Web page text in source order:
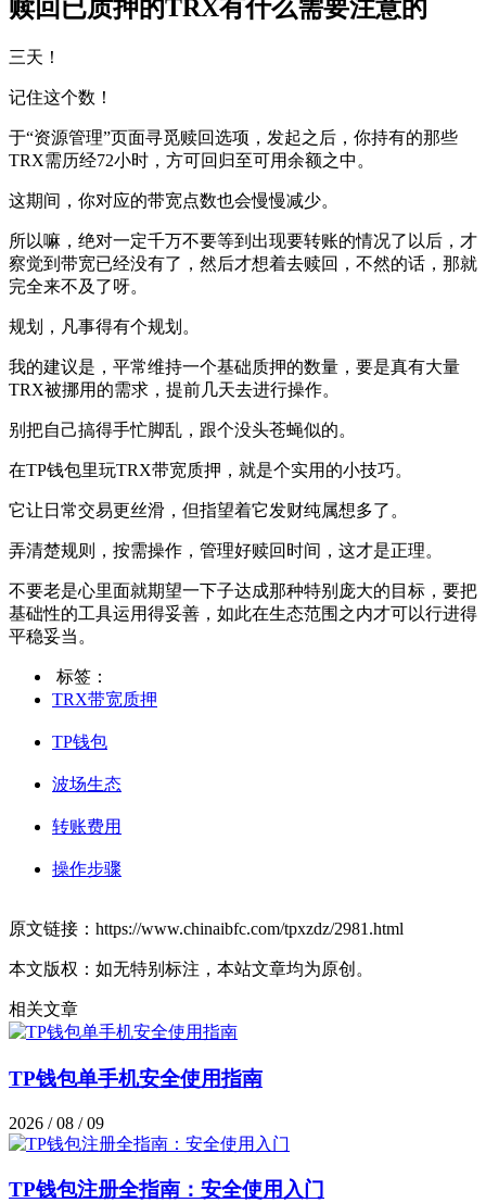
赎回已质押的TRX有什么需要注意的
三天！
记住这个数！
于“资源管理”页面寻觅赎回选项，发起之后，你持有的那些
TRX需历经72小时，方可回归至可用余额之中。
这期间，你对应的带宽点数也会慢慢减少。
所以嘛，绝对一定千万不要等到出现要转账的情况了以后，才
察觉到带宽已经没有了，然后才想着去赎回，不然的话，那就
完全来不及了呀。
规划，凡事得有个规划。
我的建议是，平常维持一个基础质押的数量，要是真有大量
TRX被挪用的需求，提前几天去进行操作。
别把自己搞得手忙脚乱，跟个没头苍蝇似的。
在TP钱包里玩TRX带宽质押，就是个实用的小技巧。
它让日常交易更丝滑，但指望着它发财纯属想多了。
弄清楚规则，按需操作，管理好赎回时间，这才是正理。
不要老是心里面就期望一下子达成那种特别庞大的目标，要把
基础性的工具运用得妥善，如此在生态范围之内才可以行进得
平稳妥当。
标签：
TRX带宽质押
TP钱包
波场生态
转账费用
操作步骤
原文链接：https://www.chinaibfc.com/tpxzdz/2981.html
本文版权：如无特别标注，本站文章均为原创。
相关文章
TP钱包单手机安全使用指南
2026 / 08 / 09
TP钱包注册全指南：安全使用入门